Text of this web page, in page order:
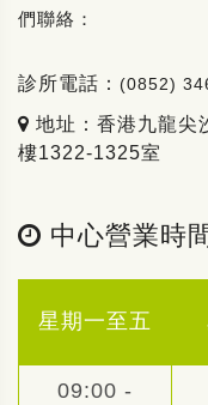
們聯絡：
診所電話： (0852)
地址：香港九龍尖
樓1322-1325室
中心營業時
星期一至五
09:00 -